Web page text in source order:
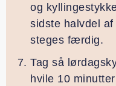
og
sidste halvdel
steges færdig.
Tag så
hvile 10